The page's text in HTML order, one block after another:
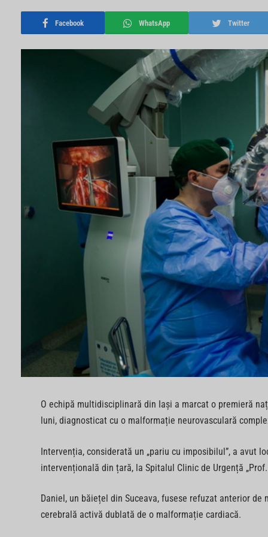
Facebook WhatsApp Twitter
O echipă multidisciplinară din Iași a marcat o premieră
luni, diagnosticat cu o malformație neurovasculară
Intervenția, considerată un „pariu cu imposibilul”, a avut
intervențională din țară, la Spitalul Clinic de Urgență
Daniel, un băiețel din Suceava, fusese refuzat anterior
cerebrală activă dublată de o malformație cardiacă.